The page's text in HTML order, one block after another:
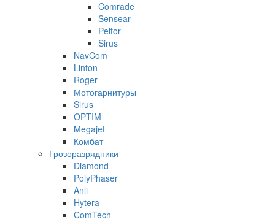
Comrade
Sensear
Peltor
Sirus
NavCom
Linton
Roger
Мотогарнитуры
Sirus
OPTIM
Megajet
Комбат
Грозоразрядники
Diamond
PolyPhaser
Anli
Hytera
ComTech